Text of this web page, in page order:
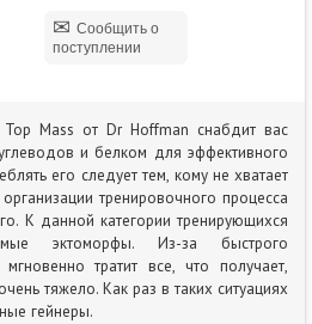
Сообщить о
поступлении
Mass от Dr Hoffman снабдит вас
и белком для эффективного
его следует тем, кому не хватает
тренировочного процесса
К данной категории тренирующихся
эктоморфы. Из-за быстрого
тратит все, что получает,
тяжело. Как раз в таких ситуациях
гейнеры.